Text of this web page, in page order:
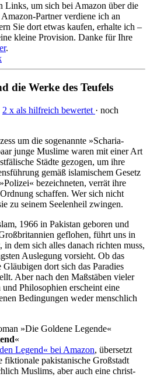
Links, um sich bei Amazon über die
Partner verdiene ich an
Sie dort etwas kaufen, erhalte ich –
kleine Provision. Danke für Ihre
.
die Werke des Teufels
2 x als hilfreich bewertet · noch
um die sogenannte »Scharia-
junge Muslime waren mit einer Art
Städte gezogen, um ihre
gemäß islami­schem Gesetz
bezeich­neten, verrät ihre
Ordnung schaffen. Wer sich nicht
zu seinem Seelen­heil zwingen.
1966 in Pakistan geboren und
geflohen, führt uns in
in dem sich alles danach richten muss,
Ausle­gung vorsieht. Ob das
dort sich das Paradies
Aber nach den Maßstäben vieler
Philoso­phien erscheint eine
Bedingun­gen weder menschlich
»Die Goldene Legende«
«
, übersetzt
pakista­nische Großstadt
Muslims, aber auch eine christ­